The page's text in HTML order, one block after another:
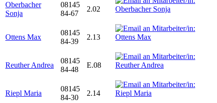
Oberbacher
Sonja
08145
84-67
2.02
Ottens Max
08145
84-39
2.13
Reuther Andrea
08145
84-48
E.08
Riepl Maria
08145
84-30
2.14